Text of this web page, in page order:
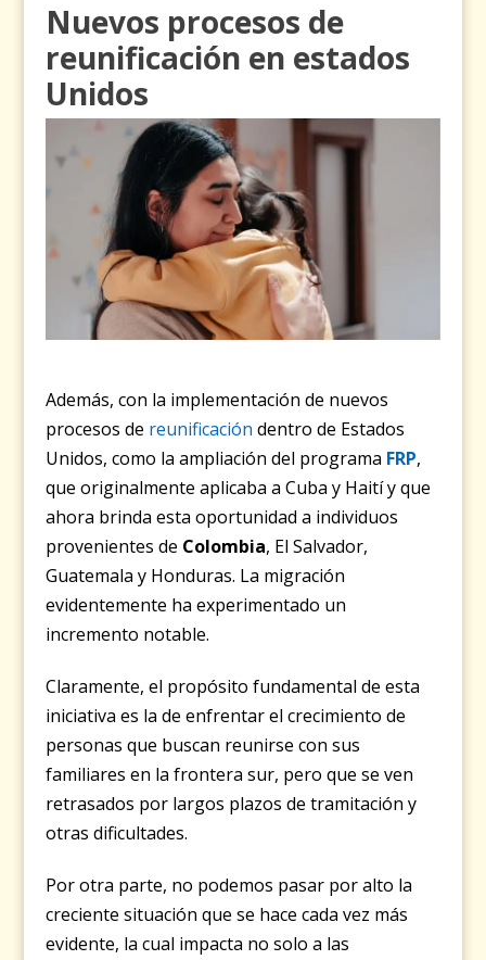
Nuevos procesos de
reunificación en estados
Unidos
Además, con la implementación de nuevos
procesos de reunificación dentro de Estados
Unidos, como la ampliación del programa FRP,
que originalmente aplicaba a Cuba y Haití y que
ahora brinda esta oportunidad a individuos
provenientes de Colombia, El Salvador,
Guatemala y Honduras. La migración
evidentemente ha experimentado un
incremento notable.
Claramente, el propósito fundamental de esta
iniciativa es la de enfrentar el crecimiento de
personas que buscan reunirse con sus
familiares en la frontera sur, pero que se ven
retrasados por largos plazos de tramitación y
otras dificultades.
Por otra parte, no podemos pasar por alto la
creciente situación que se hace cada vez más
evidente, la cual impacta no solo a las